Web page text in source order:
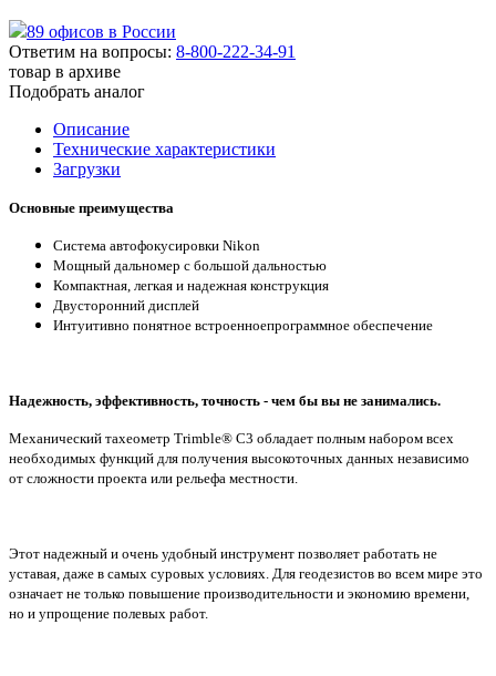
89 офисов в России
Ответим на вопросы: 8-800-222-34-91
товар в архиве
Подобрать аналог
Описание
Технические характеристики
Загрузки
Основные преимущества
Система автофокусировки Nikon
Мощный дальномер с большой дальностью
Компактная, легкая и надежная конструкция
Двусторонний дисплей
Интуитивно понятное встроенноепрограммное обеспечение
Надежность, эффективность, точность - чем бы вы не занимались.
Механический тахеометр Trimble® C3 обладает полным набором всех
необходимых функций для получения высокоточных данных независимо
от сложности проекта или рельефа местности.
Этот надежный и очень удобный инструмент позволяет работать не
уставая, даже в самых суровых условиях. Для геодезистов во всем мире это
означает не только повышение производительности и экономию времени,
но и упрощение полевых работ.